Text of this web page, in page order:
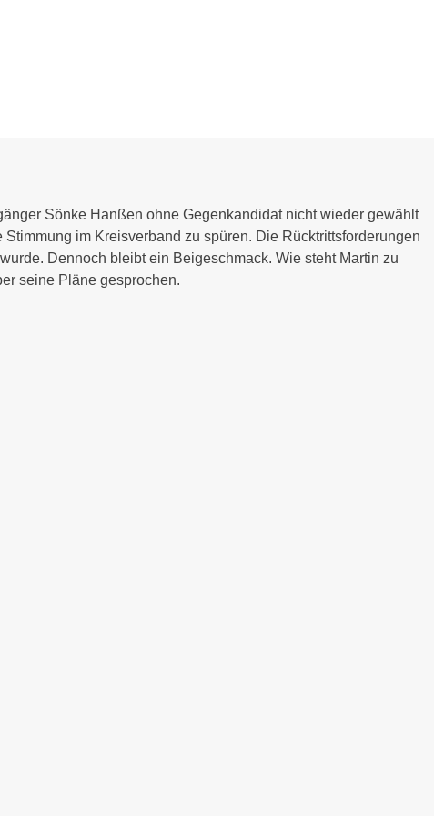
Sönke Hanßen ohne Gegenkandidat nicht wieder gewählt
im Kreisverband zu spüren. Die Rücktrittsforderungen
Dennoch bleibt ein Beigeschmack. Wie steht Martin zu
seine Pläne gesprochen.